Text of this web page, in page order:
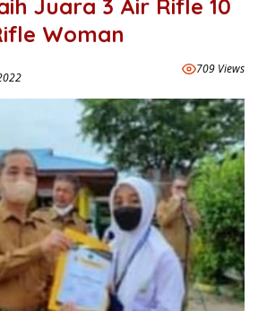
Juara 3 Air Rifle 10
Woman
709 Views